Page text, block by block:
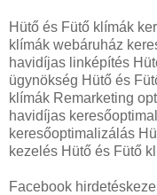
Hütő és Fütő klímák
klímák webáruház
havidíjas linképítés
ügynökség Hütő és
klímák Remarketing
havidíjas
keresőoptimalizálás
kezelés Hütő és Fütő
Facebook